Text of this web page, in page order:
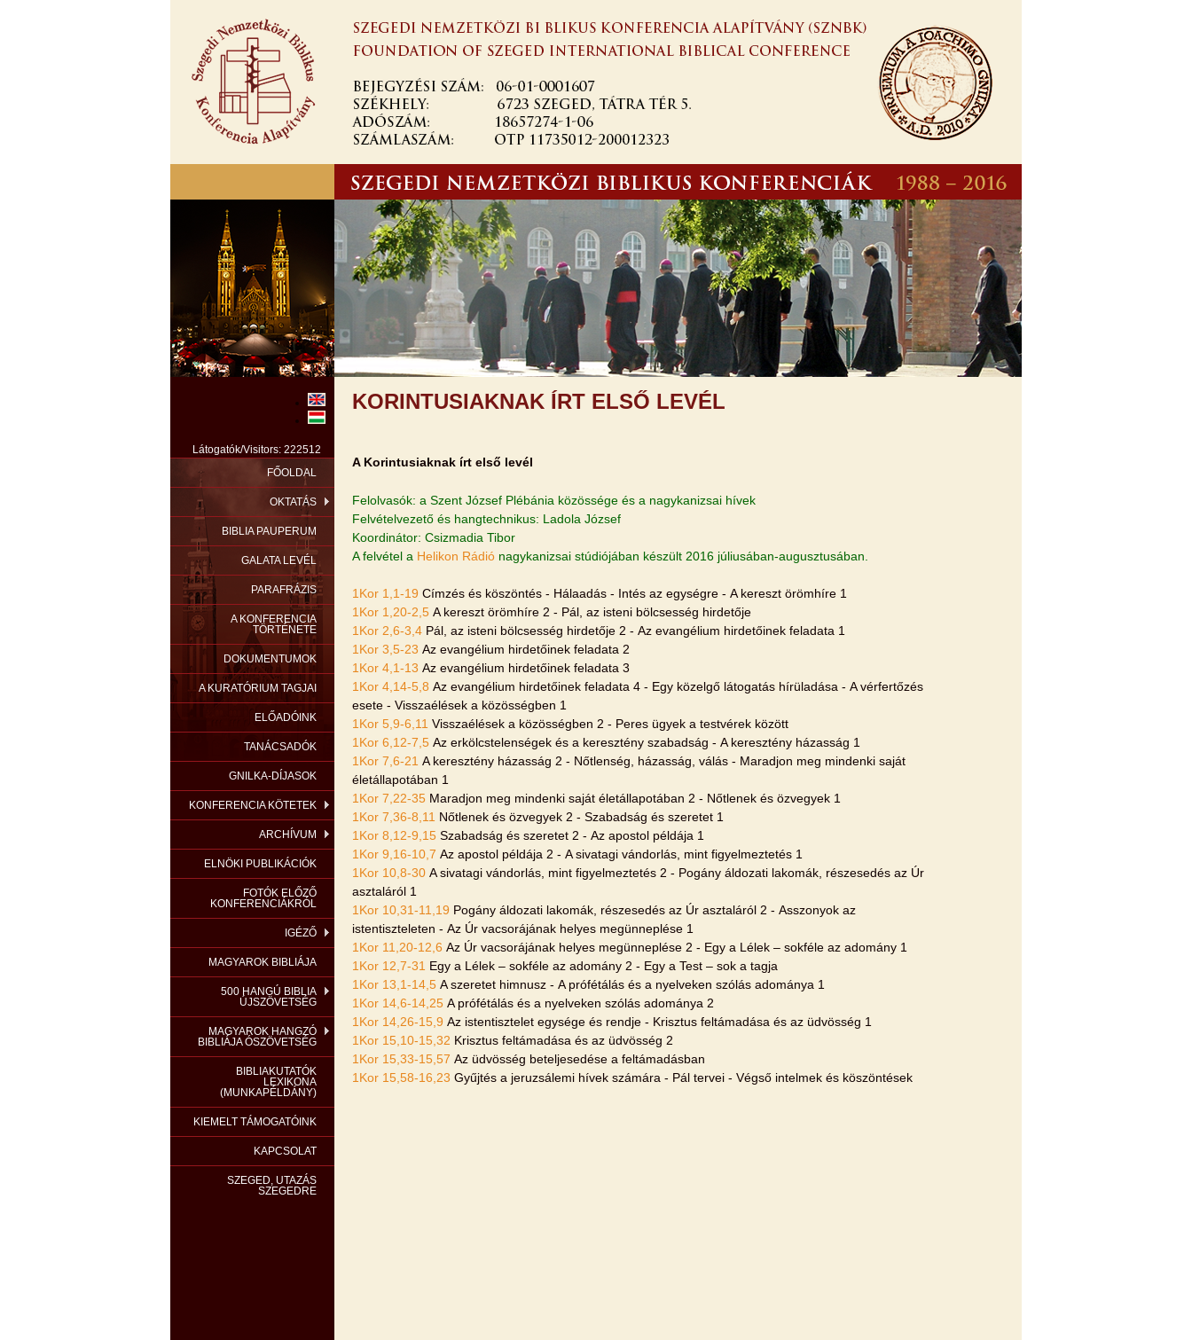
KORINTUSIAKNAK ÍRT ELSŐ LEVÉL
A Korintusiaknak írt első levél
Felolvasók: a Szent József Plébánia közössége és a nagykanizsai hívek
Felvételvezető és hangtechnikus: Ladola József
Koordinátor: Csizmadia Tibor
A felvétel a Helikon Rádió nagykanizsai stúdiójában készült 2016 júliusában-augusztusában.
1Kor 1,1-19 Címzés és köszöntés - Hálaadás - Intés az egységre - A kereszt örömhíre 1
1Kor 1,20-2,5 A kereszt örömhíre 2 - Pál, az isteni bölcsesség hirdetője
1Kor 2,6-3,4 Pál, az isteni bölcsesség hirdetője 2 - Az evangélium hirdetőinek feladata 1
1Kor 3,5-23 Az evangélium hirdetőinek feladata 2
1Kor 4,1-13 Az evangélium hirdetőinek feladata 3
1Kor 4,14-5,8 Az evangélium hirdetőinek feladata 4 - Egy közelgő látogatás hírüladása - A vérfertőzés
esete - Visszaélések a közösségben 1
1Kor 5,9-6,11 Visszaélések a közösségben 2 - Peres ügyek a testvérek között
1Kor 6,12-7,5 Az erkölcstelenségek és a keresztény szabadság - A keresztény házasság 1
1Kor 7,6-21 A keresztény házasság 2 - Nőtlenség, házasság, válás - Maradjon meg mindenki saját
életállapotában 1
1Kor 7,22-35 Maradjon meg mindenki saját életállapotában 2 - Nőtlenek és özvegyek 1
1Kor 7,36-8,11 Nőtlenek és özvegyek 2 - Szabadság és szeretet 1
1Kor 8,12-9,15 Szabadság és szeretet 2 - Az apostol példája 1
1Kor 9,16-10,7 Az apostol példája 2 - A sivatagi vándorlás, mint figyelmeztetés 1
1Kor 10,8-30 A sivatagi vándorlás, mint figyelmeztetés 2 - Pogány áldozati lakomák, részesedés az Úr
asztaláról 1
1Kor 10,31-11,19 Pogány áldozati lakomák, részesedés az Úr asztaláról 2 - Asszonyok az
istentiszteleten - Az Úr vacsorájának helyes megünneplése 1
1Kor 11,20-12,6 Az Úr vacsorájának helyes megünneplése 2 - Egy a Lélek – sokféle az adomány 1
1Kor 12,7-31 Egy a Lélek – sokféle az adomány 2 - Egy a Test – sok a tagja
1Kor 13,1-14,5 A szeretet himnusz - A prófétálás és a nyelveken szólás adománya 1
1Kor 14,6-14,25 A prófétálás és a nyelveken szólás adománya 2
1Kor 14,26-15,9 Az istentisztelet egysége és rendje - Krisztus feltámadása és az üdvösség 1
1Kor 15,10-15,32 Krisztus feltámadása és az üdvösség 2
1Kor 15,33-15,57 Az üdvösség beteljesedése a feltámadásban
1Kor 15,58-16,23 Gyűjtés a jeruzsálemi hívek számára - Pál tervei - Végső intelmek és köszöntések
Látogatók/Visitors: 222512
FŐOLDAL
OKTATÁS
BIBLIA PAUPERUM
GALATA LEVÉL
PARAFRÁZIS
A KONFERENCIA
TÖRTÉNETE
DOKUMENTUMOK
A KURATÓRIUM TAGJAI
ELŐADÓINK
TANÁCSADÓK
GNILKA-DÍJASOK
KONFERENCIA KÖTETEK
ARCHÍVUM
ELNÖKI PUBLIKÁCIÓK
FOTÓK ELŐZŐ
KONFERENCIÁKRÓL
IGÉZŐ
MAGYAROK BIBLIÁJA
500 HANGÚ BIBLIA
ÚJSZÖVETSÉG
MAGYAROK HANGZÓ
BIBLIÁJA ÓSZÖVETSÉG
BIBLIAKUTATÓK
LEXIKONA
(MUNKAPÉLDÁNY)
KIEMELT TÁMOGATÓINK
KAPCSOLAT
SZEGED, UTAZÁS
SZEGEDRE